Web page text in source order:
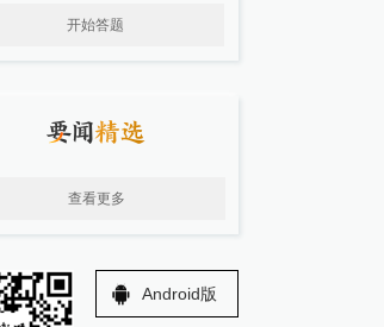
开始答题
查看更多
Android版